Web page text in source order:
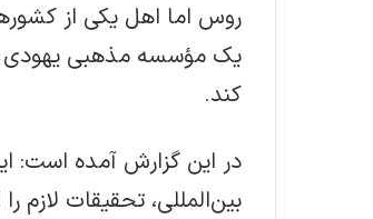
روس اما اهل یکی از
یک مؤسسه مذهبی یهودی
کند.
در این گزارش آمده است:
بین‌المللی، تحقیقات لازم